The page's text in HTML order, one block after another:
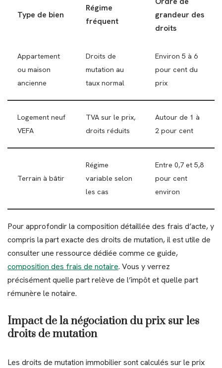
Type de bien
Régime
fréquent
grandeur des
droits
Appartement
ou maison
ancienne
Droits de
mutation au
taux normal
Environ 5 à 6
pour cent du
prix
Logement neuf
VEFA
TVA sur le prix,
droits réduits
Autour de 1 à
2 pour cent
Terrain à bâtir
Régime
variable selon
les cas
Entre 0,7 et 5,8
pour cent
environ
Pour approfondir la composition détaillée des frais d’acte, y
compris la part exacte des droits de mutation, il est utile de
consulter une ressource dédiée comme ce guide,
composition des frais de notaire. Vous y verrez
précisément quelle part relève de l’impôt et quelle part
rémunère le notaire.
Impact de la négociation du prix sur les
droits de mutation
Les droits de mutation immobilier sont calculés sur le prix